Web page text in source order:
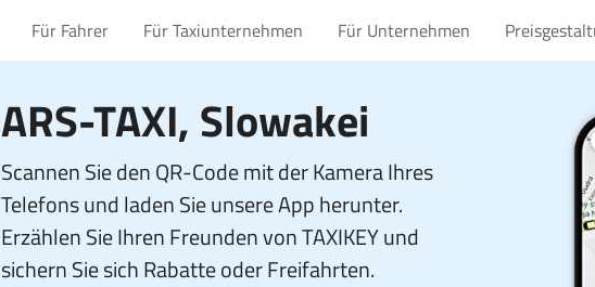
Für Fahrer Für Taxiunternehmen Für Unternehmen
ARS-TAXI, Slowakei
Scannen Sie den QR-Code mit der Kamera Ihres
Telefons und laden Sie unsere App herunter.
Erzählen Sie Ihren Freunden von TAXIKEY und
sichern Sie sich Rabatte oder Freifahrten.